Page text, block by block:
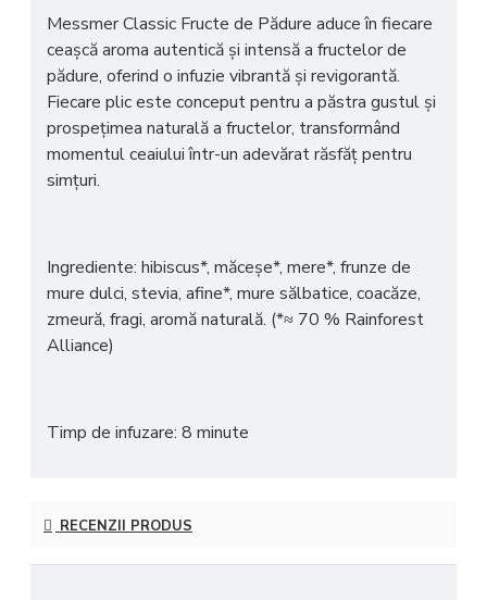
Messmer Classic Fructe de Pădure aduce în fiecare
ceașcăaroma autentică și intensă a fructelor de
pădure, oferind o infuzie vibrantă și revigorantă.
Fiecare plic este conceput pentru a păstra gustul și
prospețimea naturală a fructelor, transformând
momentul ceaiului într-un adevărat răsfăț pentru
simțuri.
Ingrediente: hibiscus*, măceșe*, mere*, frunze de
mure dulci, stevia, afine*, mure sălbatice, coacăze,
zmeură, fragi, aromă naturală. (*≈ 70 % Rainforest
Alliance)
Timp de infuzare: 8 minute
RECENZII PRODUS